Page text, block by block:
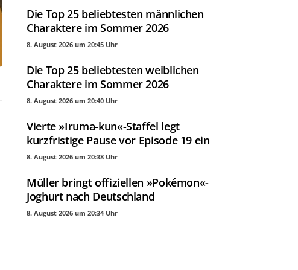
Die Top 25 beliebtesten männlichen
Charaktere im Sommer 2026
8. August 2026 um 20:45 Uhr
Die Top 25 beliebtesten weiblichen
Charaktere im Sommer 2026
8. August 2026 um 20:40 Uhr
Vierte »Iruma-kun«-Staffel legt
kurzfristige Pause vor Episode 19 ein
8. August 2026 um 20:38 Uhr
Müller bringt offiziellen »Pokémon«-
Joghurt nach Deutschland
8. August 2026 um 20:34 Uhr